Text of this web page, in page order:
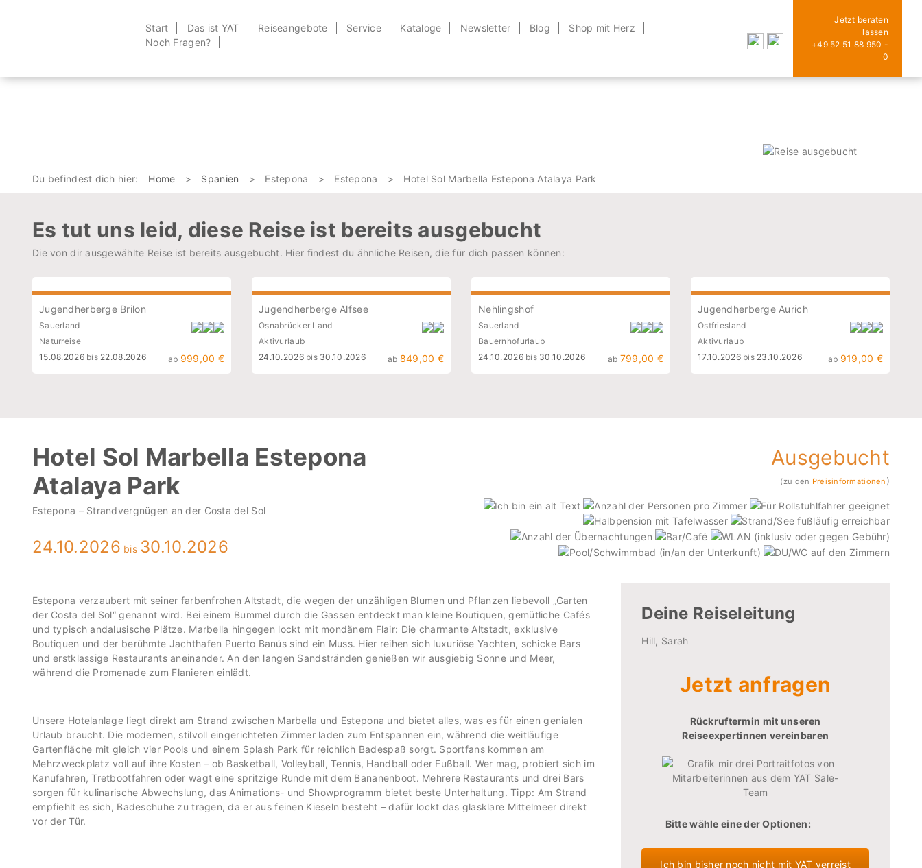
Start Das ist YAT Reiseangebote Service Kataloge Newsletter Blog
Shop mit Herz
Noch Fragen?
Jetzt beraten
lassen
+49 52 51 88 950 -
0
Du befindest dich hier: Home Spanien Estepona Estepona Hotel Sol Marbella Estepona Atalaya Park
Es tut uns leid, diese Reise ist bereits ausgebucht
Die von dir ausgewählte Reise ist bereits ausgebucht. Hier findest du ähnliche Reisen, die für dich passen können:
Jugendherberge Brilon
Sauerland
Naturreise
15.08.2026 bis 22.08.2026 ab 999,00 €
Jugendherberge Alfsee
Osnabrücker Land
Aktivurlaub
24.10.2026 bis 30.10.2026 ab 849,00 €
Nehlingshof
Sauerland
Bauernhofurlaub
24.10.2026 bis 30.10.2026 ab 799,00 €
Jugendherberge Aurich
Ostfriesland
Aktivurlaub
17.10.2026 bis 23.10.2026 ab 919,00 €
Hotel Sol Marbella Estepona
Atalaya Park
Estepona – Strandvergnügen an der Costa del Sol
24.10.2026 bis 30.10.2026
Ausgebucht
(zu den Preisinformationen )
Estepona verzaubert mit seiner farbenfrohen Altstadt, die wegen der unzähligen Blumen und Pflanzen liebevoll „Garten
der Costa del Sol“ genannt wird. Bei einem Bummel durch die Gassen entdeckt man kleine Boutiquen, gemütliche Cafés
und typisch andalusische Plätze. Marbella hingegen lockt mit mondänem Flair: Die charmante Altstadt, exklusive
Boutiquen und der berühmte Jachthafen Puerto Banús sind ein Muss. Hier reihen sich luxuriöse Yachten, schicke Bars
und erstklassige Restaurants aneinander. An den langen Sandstränden genießen wir ausgiebig Sonne und Meer,
während die Promenade zum Flanieren einlädt.
Unsere Hotelanlage liegt direkt am Strand zwischen Marbella und Estepona und bietet alles, was es für einen genialen
Urlaub braucht. Die modernen, stilvoll eingerichteten Zimmer laden zum Entspannen ein, während die weitläufige
Gartenfläche mit gleich vier Pools und einem Splash Park für reichlich Badespaß sorgt. Sportfans kommen am
Mehrzweckplatz voll auf ihre Kosten – ob Basketball, Volleyball, Tennis, Handball oder Fußball. Wer mag, probiert sich im
Kanufahren, Tretbootfahren oder wagt eine spritzige Runde mit dem Bananenboot. Mehrere Restaurants und drei Bars
sorgen für kulinarische Abwechslung, das Animations- und Showprogramm bietet beste Unterhaltung. Tipp: Am Strand
empfiehlt es sich, Badeschuhe zu tragen, da er aus feinen Kieseln besteht – dafür lockt das glasklare Mittelmeer direkt
vor der Tür.
Deine Reiseleitung
Hill, Sarah
Jetzt anfragen
Rückruftermin mit unseren
Reiseexpertinnen vereinbaren
Bitte wähle eine der Optionen:
Ich bin bisher noch nicht mit YAT verreist